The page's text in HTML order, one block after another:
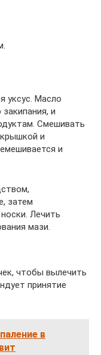
уксус. Масло
и
Смешивать
и
и
затем
Лечить
мази.
чтобы вылечить
принятие
в